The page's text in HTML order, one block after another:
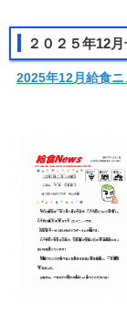
２０２５年12
2025年12月給食ニ